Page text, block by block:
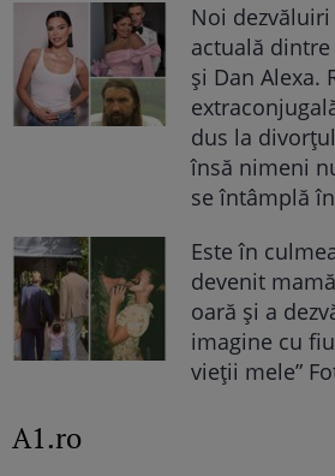
Noi
actuală dintre
și Dan Alexa.
dus la
însă nimeni
se întâmplă
Este în
devenit
oară și a
imagine cu
vieții mele”
A1.ro